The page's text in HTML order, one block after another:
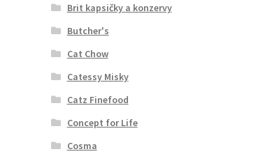
Brit kapsičky a konzervy
Butcher's
Cat Chow
Catessy Misky
Catz Finefood
Concept for Life
Cosma